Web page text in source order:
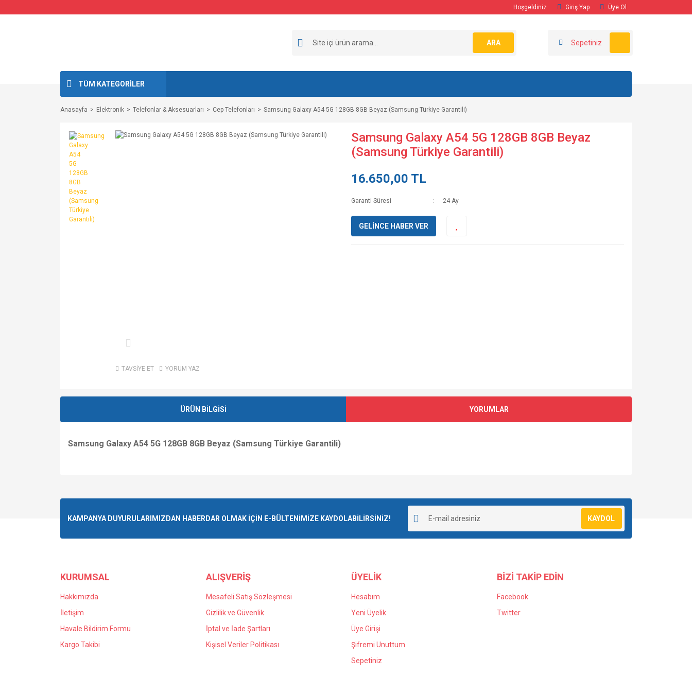
Hoşgeldiniz Giriş Yap Üye Ol
ARA Sepetiniz
TÜM KATEGORİLER
Anasayfa Elektronik Telefonlar & Aksesuarları Cep Telefonları Samsung Galaxy A54 5G 128GB 8GB Beyaz (Samsung Türkiye Garantili)
TAVSİYE ET YORUM YAZ
Samsung Galaxy A54 5G 128GB 8GB Beyaz
(Samsung Türkiye Garantili)
16.650,00 TL
Garanti Süresi 24 Ay
GELİNCE HABER VER
ÜRÜN BİLGİSİ YORUMLAR
Samsung Galaxy A54 5G 128GB 8GB Beyaz (Samsung Türkiye Garantili)
KAMPANYA DUYURULARIMIZDAN HABERDAR OLMAK İÇİN E-BÜLTENİMİZE KAYDOLABİLİRSİNİZ! KAYDOL
KURUMSAL
Hakkımızda
İletişim
Havale Bildirim Formu
Kargo Takibi
ALIŞVERİŞ
Mesafeli Satış Sözleşmesi
Gizlilik ve Güvenlik
İptal ve İade Şartları
Kişisel Veriler Politikası
ÜYELİK
Hesabım
Yeni Üyelik
Üye Girişi
Şifremi Unuttum
Sepetiniz
BİZİ TAKİP EDİN
Facebook
Twitter